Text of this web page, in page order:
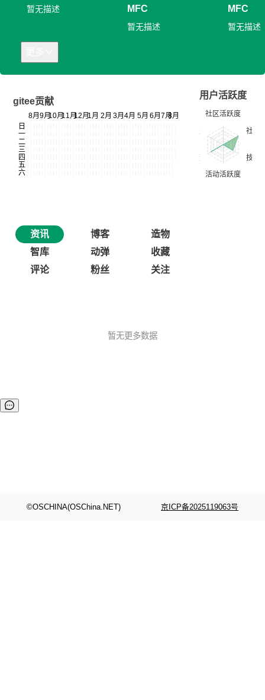
暂无描述
MFC
暂无描述
MFC
暂无描述
gitee贡献
用户活跃度
资讯 博客
造物
智库
动弹
收藏
评论
粉丝 关注
暂无更多数据
©OSCHINA(OSChina.NET) 京ICP备2025119063号